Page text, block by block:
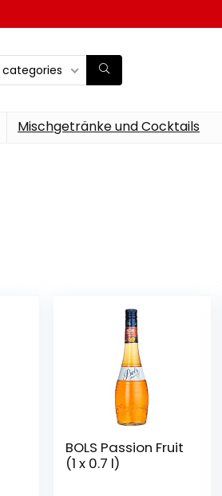
categories
Mischgetränke und Cocktails
BOLS Passion Fruit
(1 x 0.7 l)